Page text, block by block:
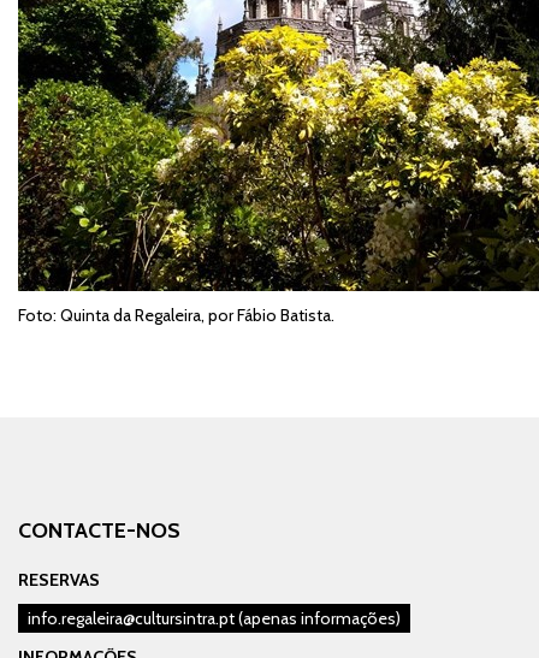
Foto: Quinta da Regaleira, por Fábio Batista.
CONTACTE-NOS
RESERVAS
info.regaleira@cultursintra.pt(apenas informações)